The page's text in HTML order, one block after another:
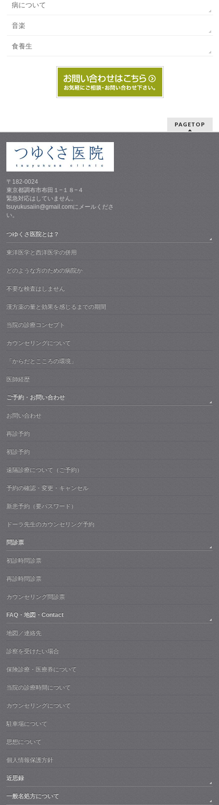
病について
音楽
食養生
PAGETOP
〒182-0024
東京都調布市布田１−１８−４
緊急対応はしていません。
tsuyukusaiin@gmail.comにメールくださ
い。
つゆくさ医院とは？
東洋医学と西洋医学の併用
どのような方のための病院か
不要な検査はしません
漢方薬の量と効果を感じるまでの期間
当院の診療コンセプト
カウンセリングについて
「からだとこころの環境」
医師経歴
ご予約・お問い合わせ
お問い合わせ
再診予約
初診予約
遠隔診療について（ご予約）
予約の確認・変更・キャンセル
新患予約（要パスワード）
ドーラ先生のカウンセリング予約
問診票
初診時問診票
再診時問診票
カウンセリング問診票
FAQ・地図・Contact
地図／連絡先
診察を受けたい場合
保険診療・医療券について
当院の診療時間について
カウンセリングについて
駐車場について
思想について
個人情報保護方針
近思録
一般名処方について